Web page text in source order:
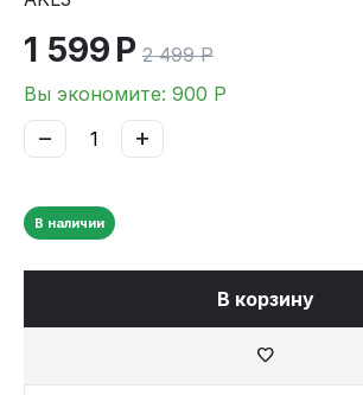
1 599 Р 2 499 Р
Вы экономите: 900 Р
+
−
В наличии
В корзину